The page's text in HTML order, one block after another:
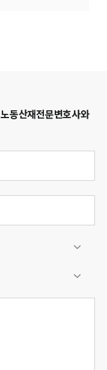
노동산재전문변호사와